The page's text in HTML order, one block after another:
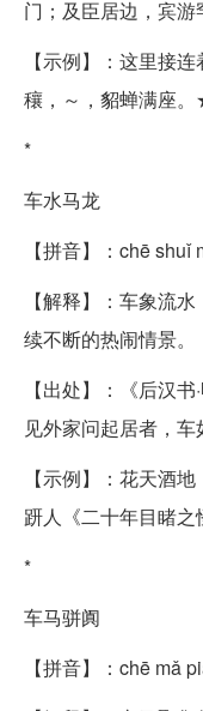
门；及臣居边，宾游
【示例】：这里接
穰，～，貂蝉满座
*
车水马龙
【拼音】：chē shuǐ
【解释】：车象流
续不断的热闹情景。
【出处】：《后汉
见外家问起居者，
【示例】：花天酒
趼人《二十年目睹
*
车马骈阗
【拼音】：chē mǎ